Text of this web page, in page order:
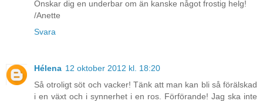
Önskar dig en underbar om än kanske något frostig helg!
/Anette
Svara
Hélena 12 oktober 2012 kl. 18:20
Så otroligt söt och vacker! Tänk att man kan bli så förälskad
i en växt och i synnerhet i en ros. Förförande! Jag ska inte